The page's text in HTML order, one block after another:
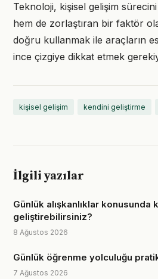
Teknoloji, kişisel gelişim
hem de zorlaştıran bir faktör
doğru kullanmak ile araçların
ince çizgiye dikkat etmek
kişisel gelişim kendini geliştirme
İlgili yazılar
Günlük alışkanlıklar konusunda
geliştirebilirsiniz?
8 Ağustos 2026
Günlük öğrenme yolculuğu
7 Ağustos 2026